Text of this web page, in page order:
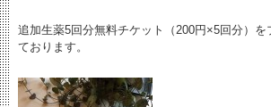
追加生薬5回分無料チケット（200円×5回分）
ております。